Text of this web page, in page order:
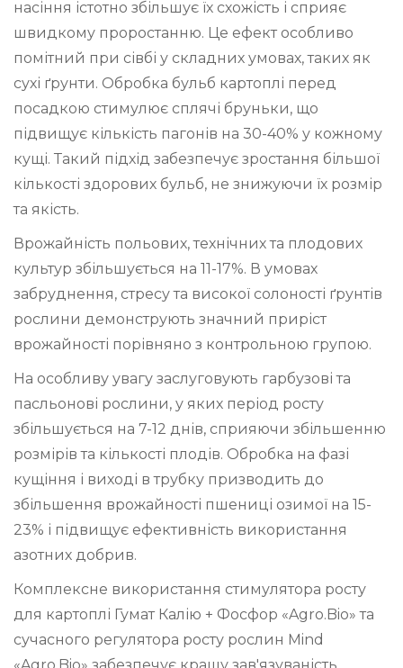
насіння істотно збільшує їх схожість і сприяє
швидкому проростанню. Це ефект особливо
помітний при сівбі у складних умовах, таких як
сухі ґрунти. Обробка бульб картоплі перед
посадкою стимулює сплячі бруньки, що
підвищує кількість пагонів на 30-40% у кожному
кущі. Такий підхід забезпечує зростання більшої
кількості здорових бульб, не знижуючи їх розмір
та якість.
Врожайність польових, технічних та плодових
культур збільшується на 11-17%. В умовах
забруднення, стресу та високої солоності ґрунтів
рослини демонструють значний приріст
врожайності порівняно з контрольною групою.
На особливу увагу заслуговують гарбузові та
пасльонові рослини, у яких період росту
збільшується на 7-12 днів, сприяючи збільшенню
розмірів та кількості плодів. Обробка на фазі
кущіння і виході в трубку призводить до
збільшення врожайності пшениці озимої на 15-
23% і підвищує ефективність використання
азотних добрив.
Комплексне використання стимулятора росту
для картоплі Гумат Калію + Фосфор «Agro.Bio» та
сучасного регулятора росту рослин Mind